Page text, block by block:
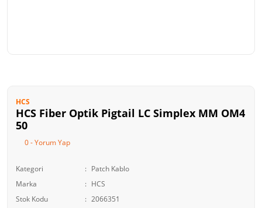
HCS
HCS Fiber Optik Pigtail LC Simplex MM OM4
50
0 - Yorum Yap
Kategori
Patch Kablo
Marka
HCS
Stok Kodu
2066351